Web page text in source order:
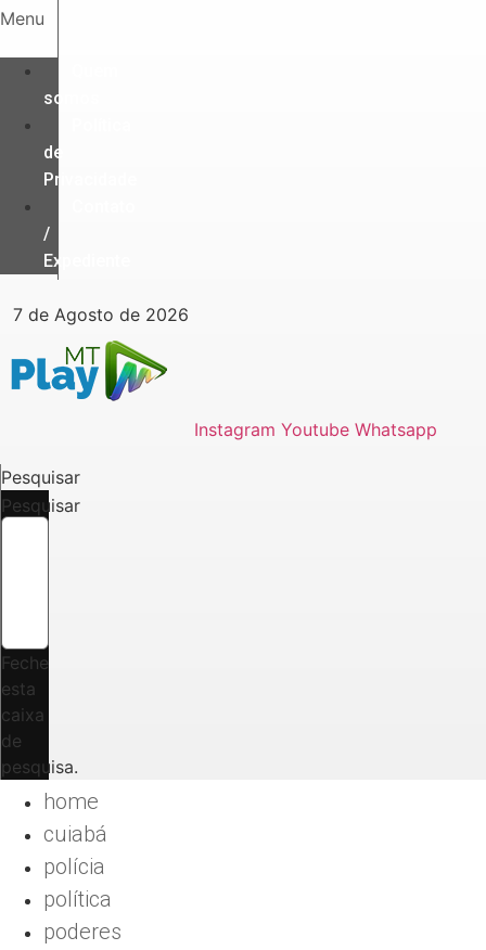
Ir
o
conteúdo
Menu
somos
de
Privacidade
/
Expediente
7 de Agosto de 2026
Instagram Youtube Whatsapp
Pesquisar
Pesquisar
Feche
esta
caixa
de
pesquisa.
home
cuiabá
polícia
política
poderes